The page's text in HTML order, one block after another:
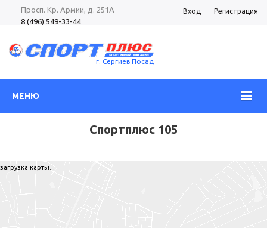
Просп. Кр. Армии, д. 251А
8 (496) 549-33-44
Просп. Кр. Армии, д. 105
8 (496) 540-52-62
Вход Регистрация
г. Сергиев Посад
МЕНЮ
Спортплюс 105
загрузка карты...